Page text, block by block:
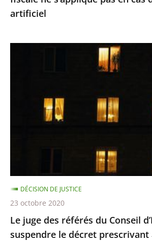
en
de
artificiel
suspendre
le
décret
prescrivant
aux
Le juge des référés du Conseil
suspendre le décret
DÉCISION DE JUSTICE
23 octobre 2020